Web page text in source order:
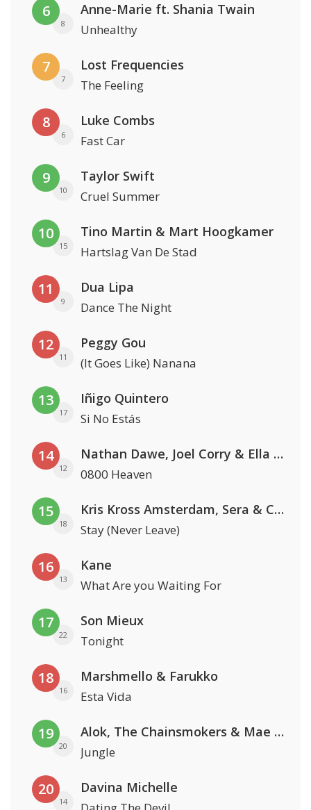
6
8
Anne-Marie ft. Shania Twain
Unhealthy
7
7
Lost Frequencies
The Feeling
8
6
Luke Combs
Fast Car
9
10
Taylor Swift
Cruel Summer
10
15
Tino Martin & Mart Hoogkamer
Hartslag Van De Stad
11
9
Dua Lipa
Dance The Night
12
11
Peggy Gou
(It Goes Like) Nanana
13
17
Iñigo Quintero
Si No Estás
14
12
Nathan Dawe, Joel Corry & Ella Henderson
0800 Heaven
15
18
Kris Kross Amsterdam, Sera & Conor Maynard
Stay (Never Leave)
16
13
Kane
What Are you Waiting For
17
22
Son Mieux
Tonight
18
16
Marshmello & Farukko
Esta Vida
19
20
Alok, The Chainsmokers & Mae Stephens
Jungle
20
14
Davina Michelle